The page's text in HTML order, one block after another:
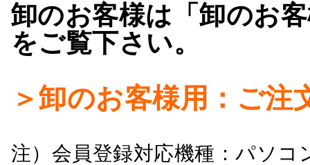
卸のお客様は「卸のお
をご覧下さい。
＞卸のお客様用：ご注
注）会員登録対応機種：パソ